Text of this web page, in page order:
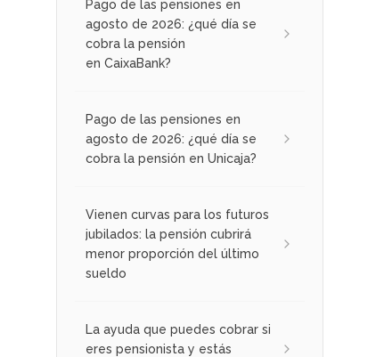
Pago de las pensiones en
agosto de 2026: ¿qué día se
cobra la pensión
en CaixaBank?
Pago de las pensiones en
agosto de 2026: ¿qué día se
cobra la pensión en Unicaja?
Vienen curvas para los futuros
jubilados: la pensión cubrirá
menor proporción del último
sueldo
La ayuda que puedes cobrar si
eres pensionista y estás